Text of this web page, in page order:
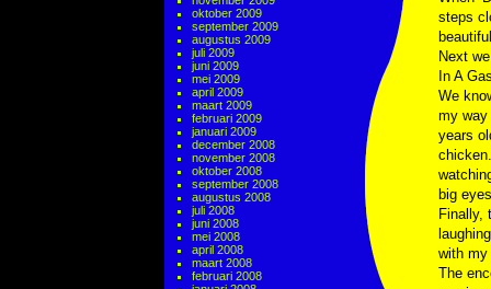
oktober 2009
september 2009
augustus 2009
juli 2009
juni 2009
mei 2009
april 2009
maart 2009
februari 2009
januari 2009
december 2008
november 2008
oktober 2008
september 2008
augustus 2008
juli 2008
juni 2008
mei 2008
april 2008
maart 2008
februari 2008
steps
Next
In A
We
my way
years
big
Finally,
with my
The